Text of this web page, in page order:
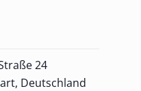
24
, Deutschland